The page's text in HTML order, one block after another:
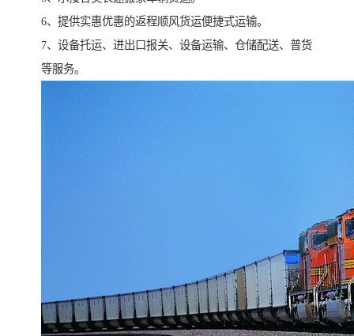
6、提供实惠优惠的返程顺风货运便捷式运输。
7、设备托运、进出口报关、设备运输、仓储配送、普货
等服务。